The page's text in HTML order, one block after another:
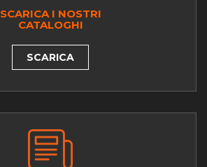
SCARICA I NOSTRI
CATALOGHI
SCARICA